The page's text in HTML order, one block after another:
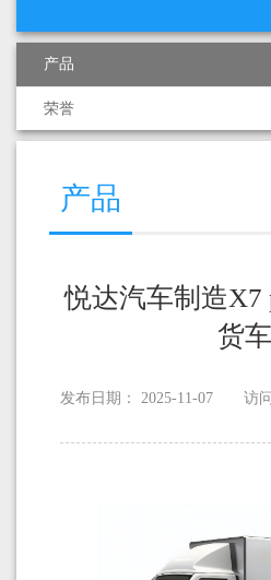
产品
荣誉
产品
悦达汽车制造X7
货车
发布日期： 2025-11-07 访问